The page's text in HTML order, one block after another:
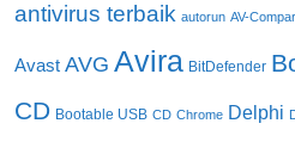
antivirus terbaik autorun AV-
Avast AVG Avira BitDefender
CD Bootable USB CD Chrome Delphi